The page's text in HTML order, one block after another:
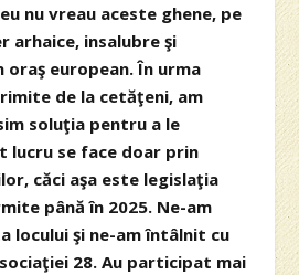
nu vreau aceste ghene, pe
arhaice, insalubre şi
oraş european. În urma
de la cetăţeni, am
soluţia pentru a le
lucru se face doar prin
căci aşa este legislaţia
până în 2025. Ne-am
locului şi ne-am întâlnit cu
28. Au participat mai